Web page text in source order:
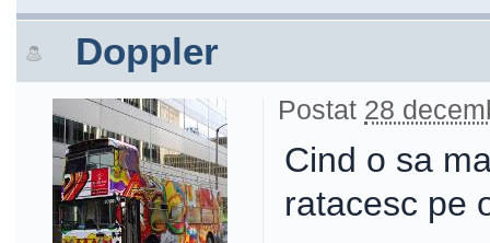
Doppler
Postat 28
Cind o sa
ratacesc pe